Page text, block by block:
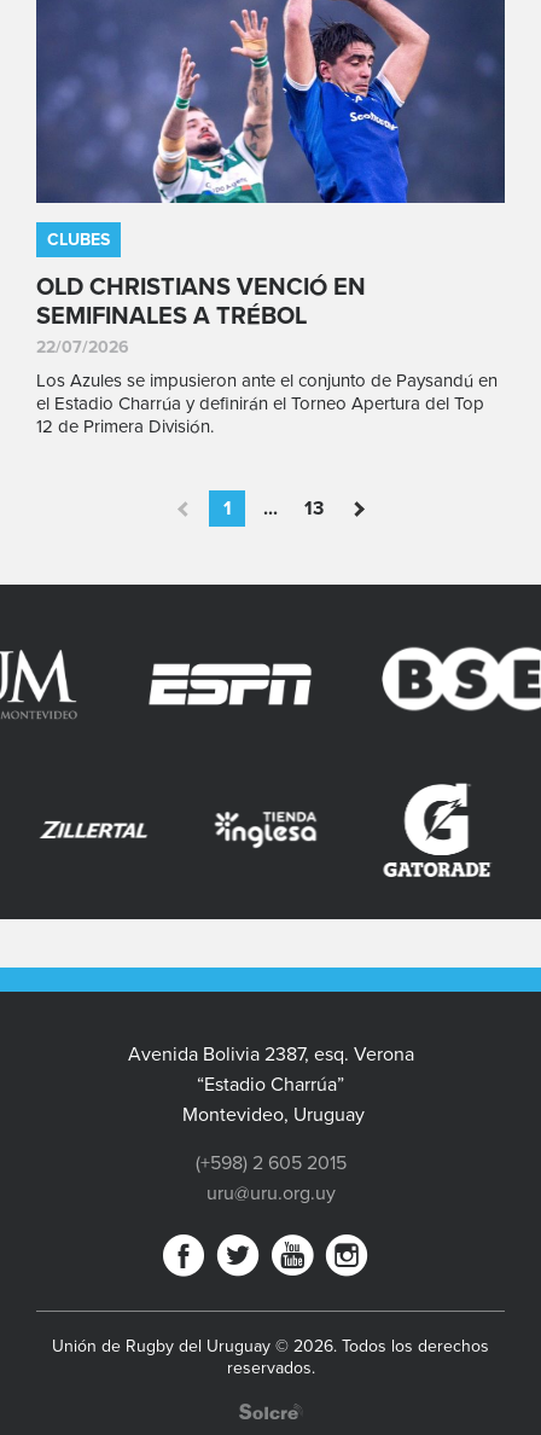
CLUBES
OLD CHRISTIANS VENCIÓ EN
SEMIFINALES A TRÉBOL
22/07/2026
Los Azules se impusieron ante el conjunto de Paysandú en
el Estadio Charrúa y definirán el Torneo Apertura del Top
12 de Primera División.
1 ... 13
Avenida Bolivia 2387, esq. Verona
“Estadio Charrúa”
Montevideo, Uruguay
(+598) 2 605 2015
uru@uru.org.uy
Unión de Rugby del Uruguay © 2026. Todos los derechos
reservados.